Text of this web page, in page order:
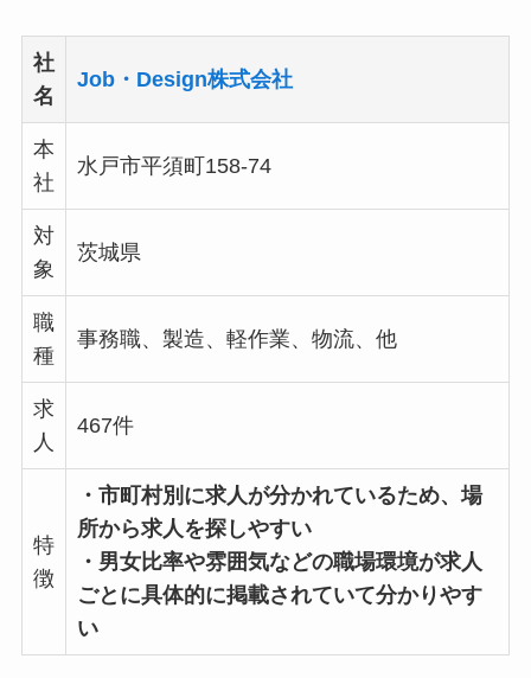
社
名
Job・Design株式会社
本
社
水戸市平須町158-74
対
象
茨城県
職
種
事務職、製造、軽作業、物流、他
求
人
467件
特
徴
・市町村別に求人が分かれているため、場
所から求人を探しやすい
・男女比率や雰囲気などの職場環境が求人
ごとに具体的に掲載されていて分かりやす
い